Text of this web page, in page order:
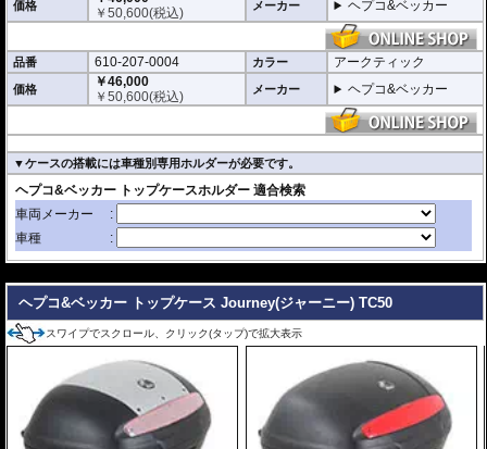
価格
￥50,600(税込) メーカー ヘプコ&ベッカー
品番 610-207-0004 カラー アークティック
価格
￥46,000
￥50,600(税込) メーカー ヘプコ&ベッカー
▼ケースの搭載には車種別専用ホルダーが必要です。
ヘプコ&ベッカー トップケース Journey(ジャーニー) TC50
スワイプでスクロール、クリック(タップ)で拡大表示